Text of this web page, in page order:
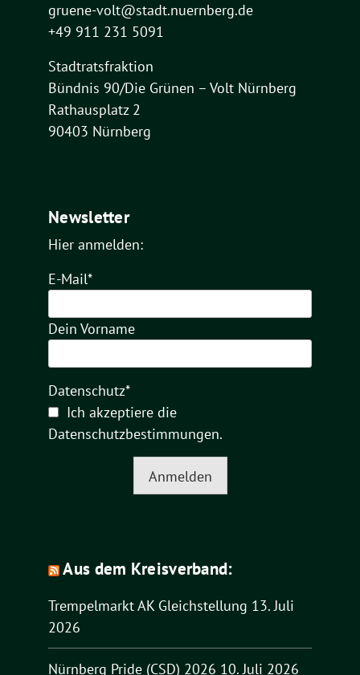
gruene-volt@stadt.nuernberg.de
+49 911 231 5091
Stadtratsfraktion
Bündnis 90/Die Grünen – Volt Nürnberg
Rathausplatz 2
90403 Nürnberg
Newsletter
Hier anmelden:
E-Mail*
Dein Vorname
Datenschutz*
Ich akzeptiere die
Datenschutzbestimmungen.
Anmelden
Aus dem Kreisverband:
Trempelmarkt AK Gleichstellung 13. Juli
2026
Nürnberg Pride (CSD) 2026 10. Juli 2026